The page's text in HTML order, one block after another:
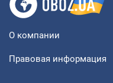
О компании
Правовая информация